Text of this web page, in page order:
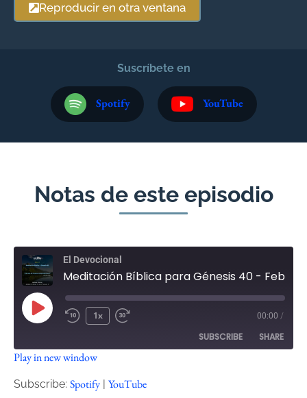
Reproducir en otra ventana
Suscríbete en
Spotify YouTube
Notas de este episodio
El Devocional
1x 00:00 /
SUBSCRIBE SHARE
Spotify
SHARE
Play in new window
Subscribe: Spotify | YouTube